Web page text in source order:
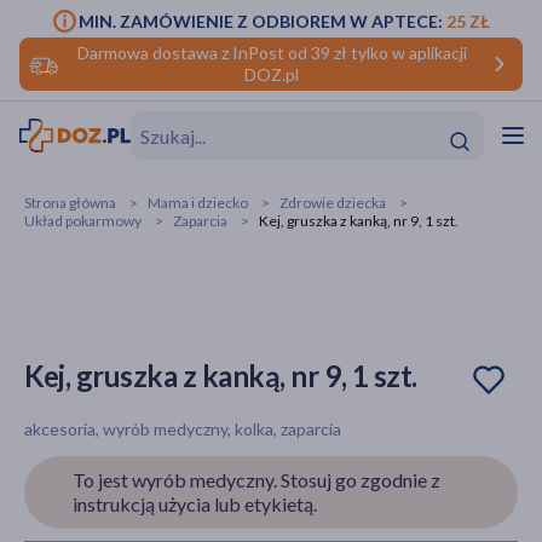
Darmowa dostawa z InPost od 39 zł tylko w aplikacji
DOZ.pl
MIN. ZAMÓWIENIE Z ODBIOREM W APTECE: 25 ZŁ
Strona główna Mama i dziecko
Zdrowie dziecka
Układ pokarmowy
Zaparcia Kej, gruszka z kanką, nr 9, 1 szt.
Kej, gruszka z kanką, nr 9, 1 szt.
akcesoria, wyrób medyczny, kolka, zaparcia
To jest wyrób medyczny. Stosuj go zgodnie z
instrukcją użycia lub etykietą.